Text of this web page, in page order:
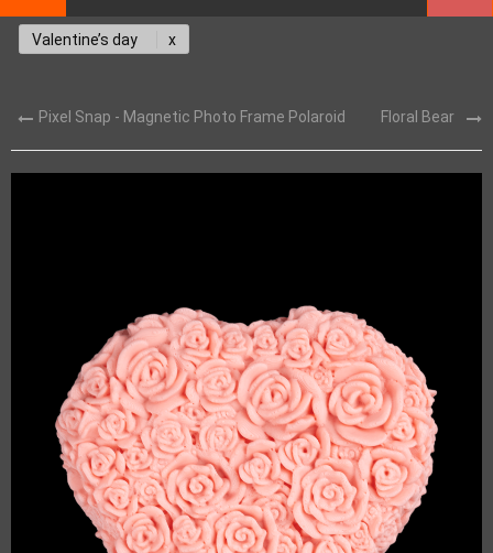
Valentine’s day
Pixel Snap - Magnetic Photo Frame Polaroid Floral Bear